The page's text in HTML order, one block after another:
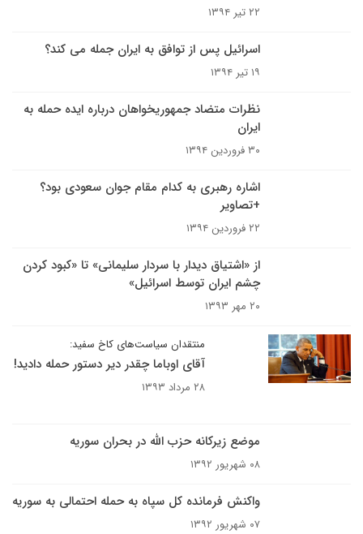
۲۲ تیر ۱۳۹۴
اسرائیل پس از توافق به ایران جمله می کند؟
۱۹ تیر ۱۳۹۴
نظرات متضاد جمهوریخواهان درباره ایده حمله به
ایران
۳۰ فروردین ۱۳۹۴
اشاره رهبری به کدام مقام جوان سعودی بود؟
+تصاویر
۲۲ فروردین ۱۳۹۴
از «اشتیاق دیدار با سردار سلیمانی» تا «کبود کردن
چشم ایران توسط اسرائیل»
۲۰ مهر ۱۳۹۳
منتقدان سیاست‌های کاخ سفید:
آقای اوباما چقدر دیر دستور حمله دادید!
۲۸ مرداد ۱۳۹۳
موضع زیرکانه حزب الله در بحران سوریه
۰۸ شهریور ۱۳۹۲
واکنش فرمانده کل سپاه به حمله احتمالی به سوریه
۰۷ شهریور ۱۳۹۲